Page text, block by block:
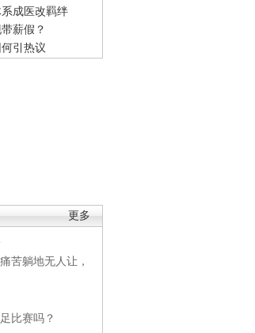
成医改羁绊
薪假？
引热议
更多
苦躺地无人让，
比赛吗？